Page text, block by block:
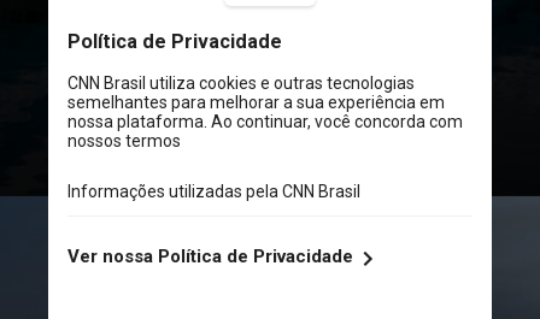
Este novo estudo publicado na
revista Nature Geoscience, revela
informações alarmantes sobre a
rapidez com que o gelo da Antártica
poderia derreter